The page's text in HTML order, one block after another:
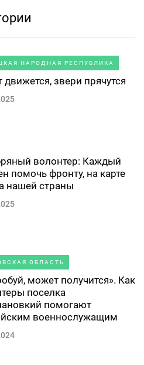
НАРОДНАЯ РЕСПУБЛИКА
звери прячутся
волонтер: Каждый
помочь фронту, на карте
нашей страны
ОБЛАСТЬ
может получится». Как
поселка
помогают
военнослужащим